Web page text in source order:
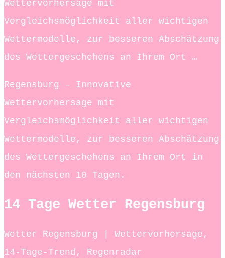
Wettervorhersage mit
Vergleichsmöglichkeit aller wichtigen
Wettermodelle, zur besseren Abschätzung
des Wettergeschehens an Ihrem Ort …
Regensburg – Innovative
Wettervorhersage mit
Vergleichsmöglichkeit aller wichtigen
Wettermodelle, zur besseren Abschätzung
des Wettergeschehens an Ihrem Ort in
den nächsten 10 Tagen.
14 Tage Wetter Regensburg
Wetter Regensburg | Wettervorhersage,
14-Tage-Trend, Regenradar